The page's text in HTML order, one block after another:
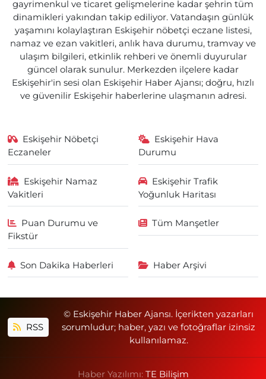
gayrimenkul ve ticaret gelişmelerine kadar şehrin tüm
dinamikleri yakından takip ediliyor. Vatandaşın günlük
yaşamını kolaylaştıran Eskişehir nöbetçi eczane listesi,
namaz ve ezan vakitleri, anlık hava durumu, tramvay ve
ulaşım bilgileri, etkinlik rehberi ve önemli duyurular
güncel olarak sunulur. Merkezden ilçelere kadar
Eskişehir'in sesi olan Eskişehir Haber Ajansı; doğru, hızlı
ve güvenilir Eskişehir haberlerine ulaşmanın adresi.
Eskişehir Nöbetçi
Eczaneler
Eskişehir Hava
Durumu
Eskişehir Namaz
Vakitleri
Eskişehir Trafik
Yoğunluk Haritası
Puan Durumu ve
Fikstür
Tüm Manşetler
Son Dakika Haberleri Haber Arşivi
RSS
© Eskişehir Haber Ajansı. İçerikten yazarları
sorumludur; haber, yazı ve fotoğraflar izinsiz
kullanılamaz.
Haber Yazılımı: TE Bilişim